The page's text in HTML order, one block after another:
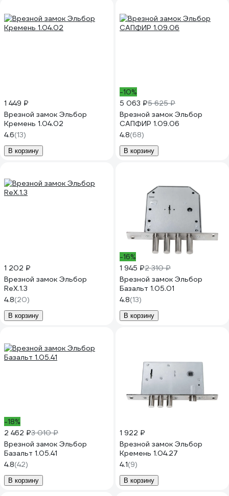
1 449 ₽
Врезной замок Эльбор
Кремень 1.04.02
4.6(13)
В корзину
-10%
5 063 ₽5 625 ₽
Врезной замок Эльбор
САПФИР 1.09.06
4.8(68)
В корзину
1 202 ₽
Врезной замок Эльбор
ReX.1.3
4.8(20)
В корзину
-16%
1 945 ₽2 310 ₽
Врезной замок Эльбор
Базальт 1.05.01
4.8(13)
В корзину
-18%
2 462 ₽3 010 ₽
Врезной замок Эльбор
Базальт 1.05.41
4.8(42)
В корзину
1 922 ₽
Врезной замок Эльбор
Кремень 1.04.27
4.1(9)
В корзину